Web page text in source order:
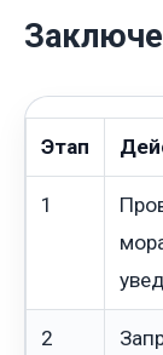
Этап
1
2